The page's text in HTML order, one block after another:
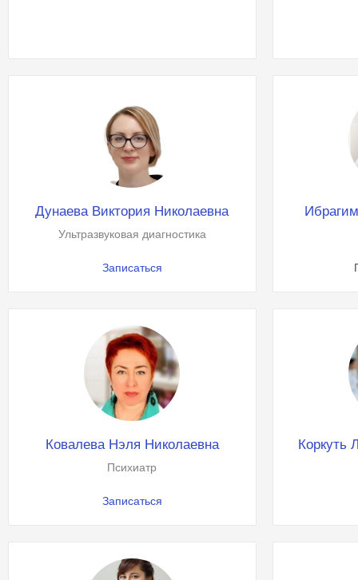
Дунаева Виктория Николаевна
Ультразвуковая диагностика
Записаться
Ковалева Нэля Николаевна
Психиатр
Записаться
Коркуть